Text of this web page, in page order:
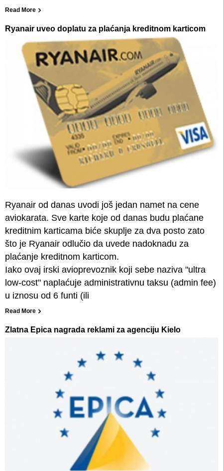
Read More
Ryanair uveo doplatu za plaćanja kreditnom karticom
Ryanair od danas uvodi još jedan namet na cene
aviokarata. Sve karte koje od danas budu plaćane
kreditnim karticama biće skuplje za dva posto zato
što je Ryanair odlučio da uvede nadoknadu za
plaćanje kreditnom karticom.
Iako ovaj irski avioprevoznik koji sebe naziva "ultra
low-cost" naplaćuje administrativnu taksu (admin fee)
u iznosu od 6 funti (ili
Read More
Zlatna Epica nagrada reklami za agenciju Kielo